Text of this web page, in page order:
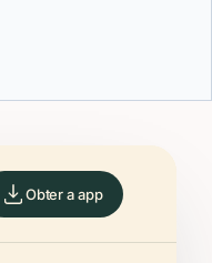
Obter a app